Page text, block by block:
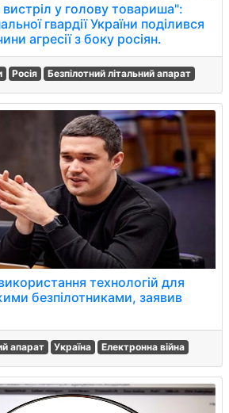
у голову товариша":
гвардії України поділився
агресії з боку росіян.
Росія Безпілотний літальний апарат
технологій для
безпілотниками, заявив
апарат Україна Електронна війна